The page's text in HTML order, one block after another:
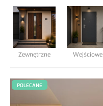
Podkłady podłogowe
Elewacja Taras
Zewnętrzne Wejściowe
POLECANE